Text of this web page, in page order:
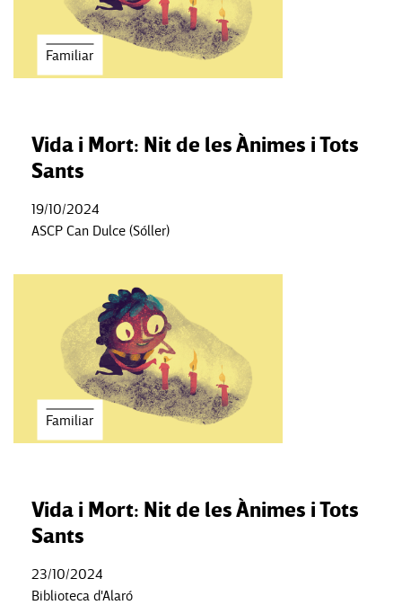
Familiar
Vida i Mort: Nit de les Ànimes i Tots
Sants
19/10/2024
ASCP Can Dulce (Sóller)
Familiar
Vida i Mort: Nit de les Ànimes i Tots
Sants
23/10/2024
Biblioteca d'Alaró